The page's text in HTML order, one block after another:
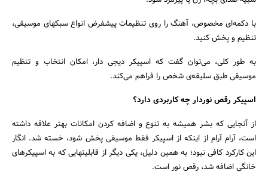
با دکمه‌ای مخصوص، آهنگ را روی تنظیمات پیشفرض انواع سبکهای موسیقی،
تنظیم و پخش کنید.
به طور کلی، می‌توان گفت که اسپیکر دیجی دار، امکان انتخاب و تنظیم
موسیقی طبق سلیقه‌ی شخص را فراهم می‌کند.
اسپیکر رقص نوردار چه کاربردی دارد؟
از آنجایی که بشر همیشه به تنوع و اضافه کردن امکانات بهتر علاقه داشته
است، آرام آرام از اینکه از اسپیکر فقط موسیقی پخش شود، خسته شد. انگار
این کارکرد کافی نبود؛ به همین دلیل، یکی دیگر از قابلیتهایی که به اسپیکرهای
خانگی اضافه شد، رقص نور است.